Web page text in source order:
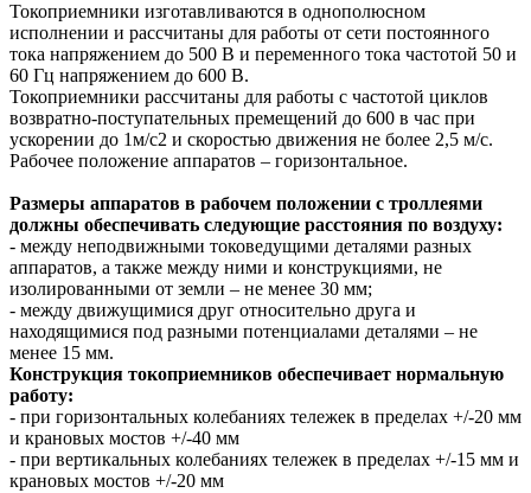
Токоприемники изготавливаются в однополюсном
исполнении и рассчитаны для работы от сети постоянного
тока напряжением до 500 В и переменного тока частотой 50 и
60 Гц напряжением до 600 В.
Токоприемники рассчитаны для работы с частотой циклов
возвратно-поступательных премещений до 600 в час при
ускорении до 1м/с2 и скоростью движения не более 2,5 м/с.
Рабочее положение аппаратов – горизонтальное.
Размеры аппаратов в рабочем положении с троллеями
должны обеспечивать следующие расстояния по воздуху:
- между неподвижными токоведущими деталями разных
аппаратов, а также между ними и конструкциями, не
изолированными от земли – не менее 30 мм;
- между движущимися друг относительно друга и
находящимися под разными потенциалами деталями – не
менее 15 мм.
Конструкция токоприемников обеспечивает нормальную
работу:
- при горизонтальных колебаниях тележек в пределах +/-20 мм
и крановых мостов +/-40 мм
- при вертикальных колебаниях тележек в пределах +/-15 мм и
крановых мостов +/-20 мм